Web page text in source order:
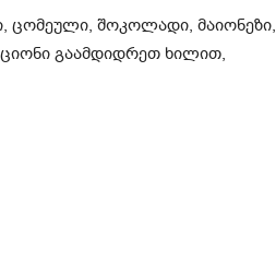
ცომეული, შოკოლადი, მაიონეზი,
გაამდიდრეთ ხილით,